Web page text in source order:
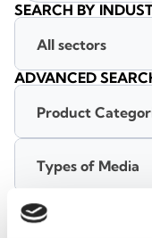
SEARCH BY
All sectors
ADVANCED
Product
Types of Media
All languages